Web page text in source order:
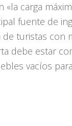
carga
fuente de
turistas con
debe estar
vacíos